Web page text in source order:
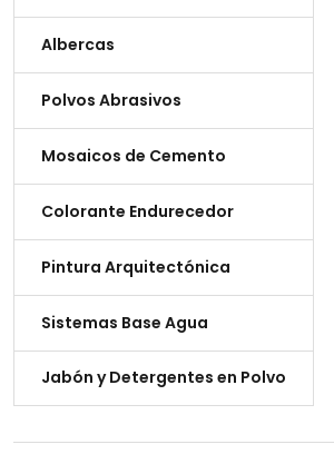
Albercas
Polvos Abrasivos
Mosaicos de Cemento
Colorante Endurecedor
Pintura Arquitectónica
Sistemas Base Agua
Jabón y Detergentes en Polvo